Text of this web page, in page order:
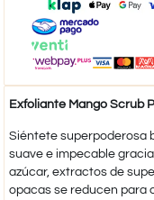
Exfoliante Mango Scrub
Siéntete superpoderosa
suave e impecable
azúcar, extractos de
opacas se reducen para